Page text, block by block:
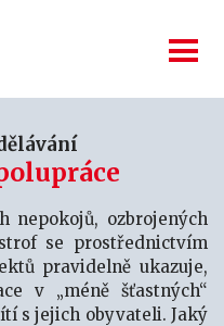
nepokojů, ozbrojených
se prostřednictvím
pravidelně ukazuje,
v „méně šťastných“
s jejich obyvateli. Jaký